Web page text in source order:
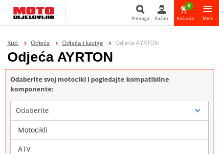
Pretraga Račun
0
Košarica Meni
Kući Odjeća Odjeća i kacige Odjeća AYRTON
Odjeća AYRTON
Odaberite svoj motocikl i pogledajte kompatibilne
komponente:
Odaberite
Marka
Motocikli
ATV